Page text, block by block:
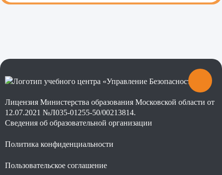
Лицензия Министерства образования Московской области от
12.07.2021 №Л035-01255-50/00213814.
Сведения об образовательной организации
Политика конфиденциальности
Пользовательское соглашение